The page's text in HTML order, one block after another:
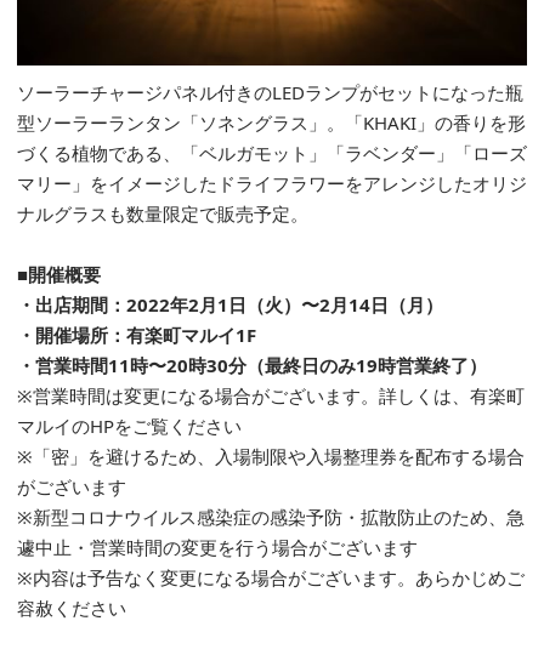
ソーラーチャージパネル付きのLEDランプがセットになった瓶
型ソーラーランタン「ソネングラス」。「KHAKI」の香りを形
づくる植物である、「ベルガモット」「ラベンダー」「ローズ
マリー」をイメージしたドライフラワーをアレンジしたオリジ
ナルグラスも数量限定で販売予定。
■開催概要
・出店期間：2022年2月1日（火）〜2月14日（月）
・開催場所：有楽町マルイ1F
・営業時間11時〜20時30分（最終日のみ19時営業終了）
※営業時間は変更になる場合がございます。詳しくは、有楽町
マルイのHPをご覧ください
※「密」を避けるため、入場制限や入場整理券を配布する場合
がございます
※新型コロナウイルス感染症の感染予防・拡散防止のため、急
遽中止・営業時間の変更を行う場合がございます
※内容は予告なく変更になる場合がございます。あらかじめご
容赦ください